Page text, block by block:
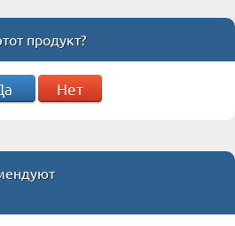
продукт?
Нет